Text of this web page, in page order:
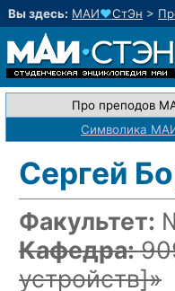
Вы здесь: МАИ♥СтЭн >
Про преподов
Символика
Сергей
Факультет:
Кафедра:
устройств]»